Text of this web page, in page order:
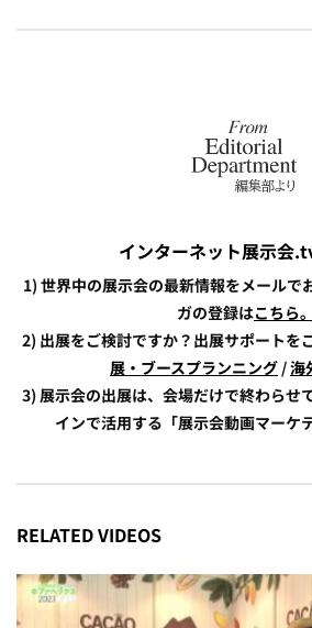
インターネット展示会
1) 世界中の展示会の最新情報をメールで
ガの登録はこちら。
2) 出展をご検討ですか？出展サポートを
展・ブースプランニング /海
3) 展示会の出展は、会場だけで終わらせ
インで活用する「展示会動画マーケ
RELATED VIDEOS